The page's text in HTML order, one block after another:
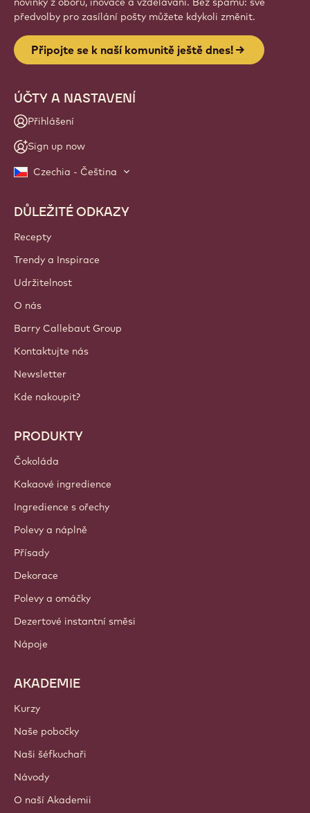
Website
NEWSLETTER
novinky z oboru, inovace a vzdělávání. Bez spamu: své
Sign up now
Czechia - Čeština
Callebaut
Trendy a Inspirace
Udržitelnost
O nás
Barry Callebaut Group
Kontaktujte nás
Newsletter
Kde nakoupit?
Ingredience s ořechy
Polevy a náplně
Přísady
Dekorace
Polevy a omáčky
Dezertové instantní směsi